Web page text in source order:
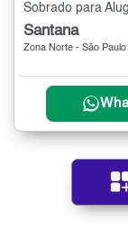
Sobrado para
Santana
Zona Norte - São Paulo